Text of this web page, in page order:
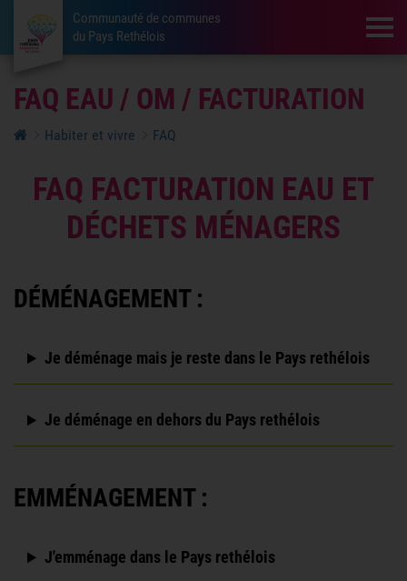
Communauté de communes
du Pays Rethélois
FAQ EAU / OM / FACTURATION
Habiter et vivre FAQ
FAQ FACTURATION EAU ET
DÉCHETS MÉNAGERS
DÉMÉNAGEMENT :
Je déménage mais je reste dans le Pays rethélois
Je déménage en dehors du Pays rethélois
EMMÉNAGEMENT :
J'emménage dans le Pays rethélois